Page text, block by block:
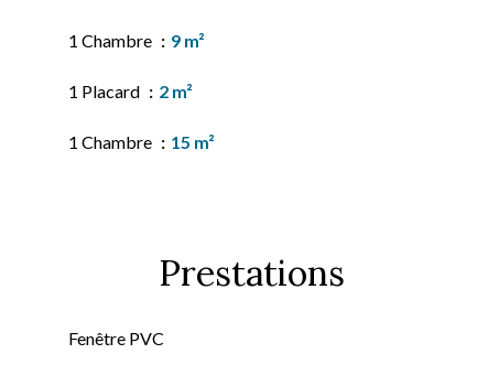
1 Chambre 9 m²
1 Placard 2 m²
1 Chambre 15 m²
Prestations
Fenêtre PVC